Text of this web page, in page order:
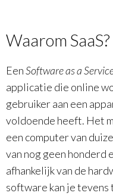
Waarom SaaS?
EenSoftware as a
applicatie die online
gebruiker aan een
voldoende heeft. Het
een computer van
van nog geen honderd
afhankelijk van de
software kan je